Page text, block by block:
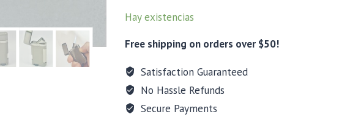
cantidad
Hay existencias
Free shipping on orders over $50!
Satisfaction Guaranteed
No Hassle Refunds
Secure Payments